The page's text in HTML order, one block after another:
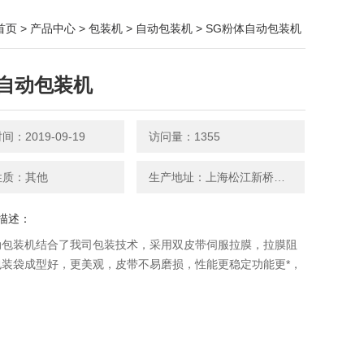
页 > 产品中心 > 包装机 > 自动包装机 > SG粉体自动包装机
动包装机
间：2019-09-19 访问量：1355
：其他
述：
装机结合了我司包装技术，采用双皮带伺服拉膜，拉膜阻
袋成型好，更美观，皮带不易磨损，性能更稳定功能更*，